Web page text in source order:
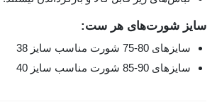
سایز شورت‌های هر ست:
سایزهای 80-75 شورت مناسب سایز 38
سایزهای 90-85 شورت مناسب سایز 40